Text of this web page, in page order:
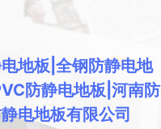
地板|全钢防静电地
防静电地板|河南防
电地板有限公司